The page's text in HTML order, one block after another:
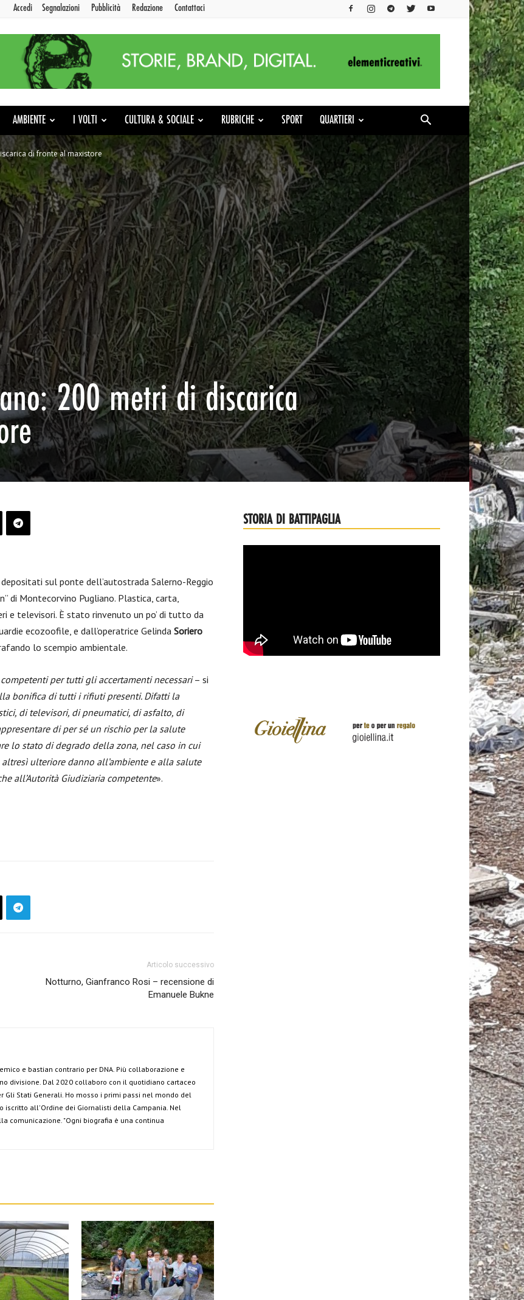
Accedi Segnalazioni Pubblicità Redazione Contattaci
AMBIENTE I VOLTI CULTURA & SOCIALE RUBRICHE SPORT QUARTIERI
di fronte al maxistore
200 metri di discarica
sul ponte dell’autostrada Salerno-Reggio
di Montecorvino Pugliano. Plastica, carta,
e televisori. È stato rinvenuto un po’ di tutto da
ecozoofile, e dall’operatrice Gelinda Soriero
lo scempio ambientale.
per tutti gli accertamenti necessari– si
bonifica di tutti i rifiuti presenti. Difatti la
di televisori, di pneumatici, di asfalto, di
di per sé un rischio per la salute
lo stato di degrado della zona, nel caso in cui
ulteriore danno all’ambiente e alla salute
all’Autorità Giudiziaria competente».
Articolo successivo
Notturno, Gianfranco Rosi – recensione di
Emanuele Bukne
e bastian contrario per DNA. Più collaborazione e
divisione. Dal 2020 collaboro con il quotidiano cartaceo
Gli Stati Generali. Ho mosso i primi passi nel mondo del
iscritto all'Ordine dei Giornalisti della Campania. Nel
comunicazione. "Ogni biografia è una continua
STORIA DI BATTIPAGLIA